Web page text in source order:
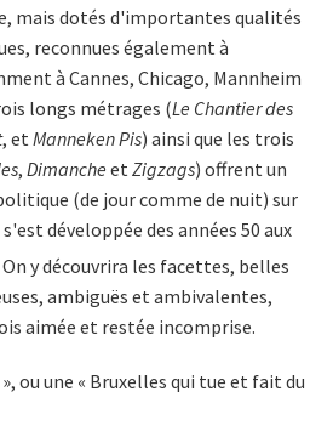
mais dotés d'importantes qualités
reconnues également à
à Cannes, Chicago, Mannheim
longs métrages (Le Chantier des
, et Manneken Pis) ainsi que les trois
, Dimanche et Zigzags) offrent un
(de jour comme de nuit) sur
développée des années 50 aux
y découvrira les facettes, belles
ambiguës et ambivalentes,
aimée et restée incomprise.
ou une « Bruxelles qui tue et fait du